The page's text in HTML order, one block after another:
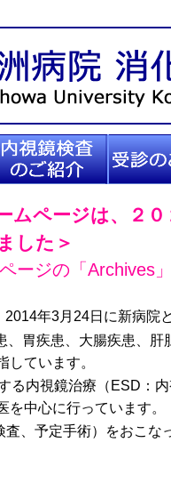
ムページは、２
した＞
ージの「Archives
年3月24日に新病院
、胃疾患、大腸疾患、
ています。
る内視鏡治療（ESD：
中心に行っています。
、予定手術）をおこな